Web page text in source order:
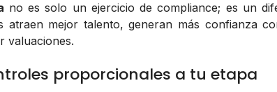
no es solo un ejercicio de compliance; es un
atraen mejor talento, generan más confianza
valuaciones.
proporcionales a tu etapa